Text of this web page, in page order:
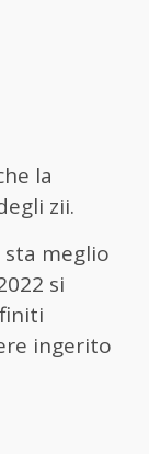
la
zii.
meglio
si
ingerito